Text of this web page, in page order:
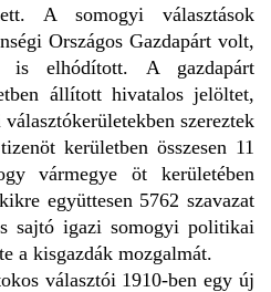
A somogyi választások
Országos Gazdapárt volt,
is elhódított. A gazdapárt
állított hivatalos jelöltet,
szereztek
kerületben összesen 11
vármegye öt kerületében
együttesen 5762 szavazat
sajtó igazi somogyi politikai
a kisgazdák mozgalmát.
választói 1910-ben egy új